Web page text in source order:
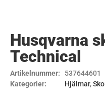
Husqvarna
Technical
Artikelnummer:
537644601
Kategorier:
Hjälmar,